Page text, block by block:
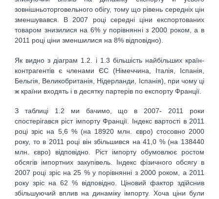
зовнішньоторговельного обігу, тому що рівень середніх цін
зменшувався. В 2007 році середні ціни експортованих
товаром знизилися на 6% у порівнянні з 2000 роком, а в
2011 році ціни зменшилися на 8% відповідно).
Як видно з діаграм 1.2. і 1.3 більшість найбільших країн-
контрагентів є членами ЄС (Німеччина, Італія, Іспанія,
Бельгія, Великобританія, Нідерланди, Іспанія), при чому ці
ж країни входять і в десятку партерів по експорту Франції.
З таблиці 1.2 ми бачимо, що в 2007- 2011 роки
спостерігався ріст імпорту Франції. Індекс вартості в 2011
році зріс на 5,6 % (на 18920 млн. євро) стосовно 2000
року, то в 2011 році він збільшився на 41,0 % (на 138440
млн. євро) відповідно. Ріст імпорту обумовлює ростом
обсягів імпортних закупівель. Індекс фізичного обсягу в
2007 році зріс на 25 % у порівнянні з 2000 роком, а 2011
року зріс на 62 % відповідно. Ціновий фактор здійснив
збільшуючий вплив на динаміку імпорту. Хоча ціни були